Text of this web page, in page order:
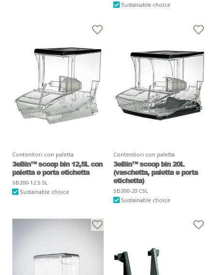
Sustainable choice
Contenitori con paletta
3eBin™ scoop bin 12,5L con
paletta e porta etichetta
SB200-12.5 SL
Sustainable choice
Contenitori con paletta
3eBin™ scoop bin 20L
(vaschetta, paletta e porta
etichetta)
SB300-20 CSL
Sustainable choice